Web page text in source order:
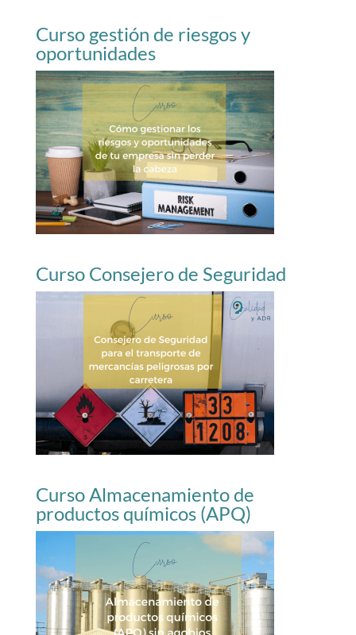
Curso gestión de riesgos y
oportunidades
Curso Consejero de Seguridad
Curso Almacenamiento de
productos químicos (APQ)